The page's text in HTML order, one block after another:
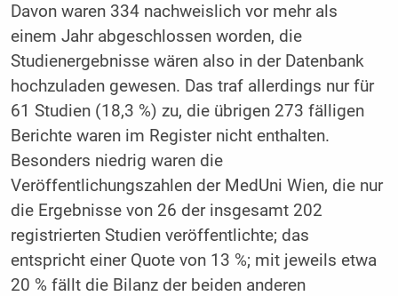
Davon waren 334 nachweislich vor mehr als
einem Jahr abgeschlossen worden, die
Studienergebnisse wären also in der Datenbank
hochzuladen gewesen. Das traf allerdings nur für
61 Studien (18,3 %) zu, die übrigen 273 fälligen
Berichte waren im Register nicht enthalten.
Besonders niedrig waren die
Veröffentlichungszahlen der MedUni Wien, die nur
die Ergebnisse von 26 der insgesamt 202
registrierten Studien veröffentlichte; das
entspricht einer Quote von 13 %; mit jeweils etwa
20 % fällt die Bilanz der beiden anderen